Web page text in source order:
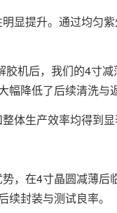
提升。通过均匀
机后，我们的4寸
幅降低了后续清洗与
生产效率均得到显
在4寸晶圆减薄后
封装与测试良率。